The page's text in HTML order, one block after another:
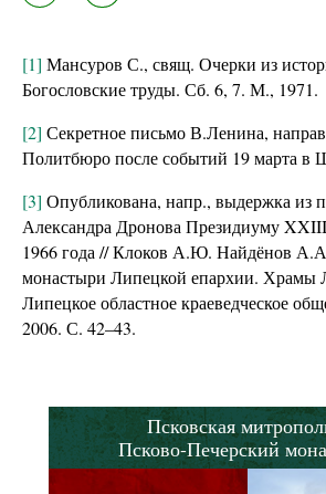
[1] Мансуров С., свящ. Очерки из
Богословские труды. Сб. 6, 7. М., 1971.
[2] Секретное письмо В.Ленина,
Политбюро после событий 19 марта в
[3] Опубликована, напр., выдержка из
Александра Дронова Президиуму
1966 года // Клоков А.Ю. Найдёнов
монастыри Липецкой епархии. Храмы
Липецкое областное краеведческое
2006. С. 42–43.
Псковская
Псково-Печерский